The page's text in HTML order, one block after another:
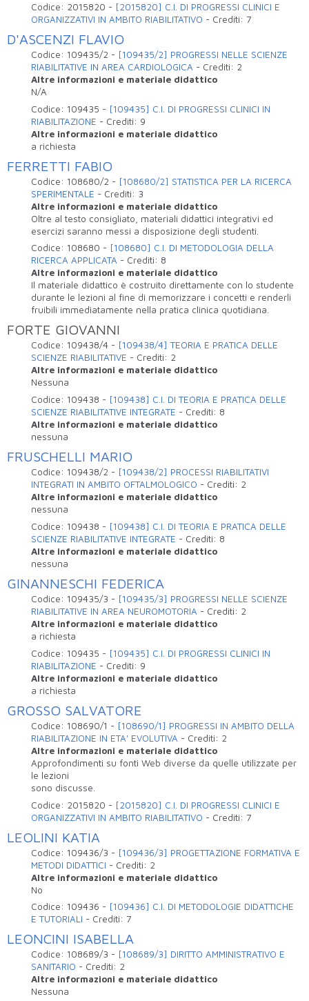
Codice: 2015820 - [2015820] C.I. DI PROGRESSI CLINICI E
ORGANIZZATIVI IN AMBITO RIABILITATIVO - Crediti: 7
D'ASCENZI FLAVIO
Codice: 109435/2 - [109435/2] PROGRESSI NELLE SCIENZE
RIABILITATIVE IN AREA CARDIOLOGICA - Crediti: 2
Altre informazioni e materiale didattico
N/A
Codice: 109435 - [109435] C.I. DI PROGRESSI CLINICI IN
RIABILITAZIONE - Crediti: 9
Altre informazioni e materiale didattico
a richiesta
FERRETTI FABIO
Codice: 108680/2 - [108680/2] STATISTICA PER LA RICERCA
SPERIMENTALE - Crediti: 3
Altre informazioni e materiale didattico
Oltre al testo consigliato, materiali didattici integrativi ed
esercizi saranno messi a disposizione degli studenti.
Codice: 108680 - [108680] C.I. DI METODOLOGIA DELLA
RICERCA APPLICATA - Crediti: 8
Altre informazioni e materiale didattico
Il materiale didattico è costruito direttamente con lo studente
durante le lezioni al fine di memorizzare i concetti e renderli
fruibili immediatamente nella pratica clinica quotidiana.
FORTE GIOVANNI
Codice: 109438/4 - [109438/4] TEORIA E PRATICA DELLE
SCIENZE RIABILITATIVE - Crediti: 2
Altre informazioni e materiale didattico
Nessuna
Codice: 109438 - [109438] C.I. DI TEORIA E PRATICA DELLE
SCIENZE RIABILITATIVE INTEGRATE - Crediti: 8
Altre informazioni e materiale didattico
nessuna
FRUSCHELLI MARIO
Codice: 109438/2 - [109438/2] PROCESSI RIABILITATIVI
INTEGRATI IN AMBITO OFTALMOLOGICO - Crediti: 2
Altre informazioni e materiale didattico
nessuna
Codice: 109438 - [109438] C.I. DI TEORIA E PRATICA DELLE
SCIENZE RIABILITATIVE INTEGRATE - Crediti: 8
Altre informazioni e materiale didattico
nessuna
GINANNESCHI FEDERICA
Codice: 109435/3 - [109435/3] PROGRESSI NELLE SCIENZE
RIABILITATIVE IN AREA NEUROMOTORIA - Crediti: 2
Altre informazioni e materiale didattico
a richiesta
Codice: 109435 - [109435] C.I. DI PROGRESSI CLINICI IN
RIABILITAZIONE - Crediti: 9
Altre informazioni e materiale didattico
a richiesta
GROSSO SALVATORE
Codice: 108690/1 - [108690/1] PROGRESSI IN AMBITO DELLA
RIABILITAZIONE IN ETA' EVOLUTIVA - Crediti: 2
Altre informazioni e materiale didattico
Approfondimenti su fonti Web diverse da quelle utilizzate per
le lezioni
sono discusse.
Codice: 2015820 - [2015820] C.I. DI PROGRESSI CLINICI E
ORGANIZZATIVI IN AMBITO RIABILITATIVO - Crediti: 7
LEOLINI KATIA
Codice: 109436/3 - [109436/3] PROGETTAZIONE FORMATIVA E
METODI DIDATTICI - Crediti: 2
Altre informazioni e materiale didattico
No
Codice: 109436 - [109436] C.I. DI METODOLOGIE DIDATTICHE
E TUTORIALI - Crediti: 7
LEONCINI ISABELLA
Codice: 108689/3 - [108689/3] DIRITTO AMMINISTRATIVO E
SANITARIO - Crediti: 2
Altre informazioni e materiale didattico
Nessuna